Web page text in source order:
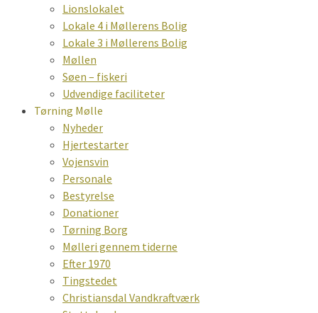
Lionslokalet
Lokale 4 i Møllerens Bolig
Lokale 3 i Møllerens Bolig
Møllen
Søen – fiskeri
Udvendige faciliteter
Tørning Mølle
Nyheder
Hjertestarter
Vojensvin
Personale
Bestyrelse
Donationer
Tørning Borg
Mølleri gennem tiderne
Efter 1970
Tingstedet
Christiansdal Vandkraftværk